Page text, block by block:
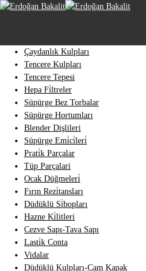
Çaydanlık Kulpları
Tencere Kulpları
Tencere Tepesi
Hepa Fi̇ltreler
Süpürge Bez Torbalar
Süpürge Hortumları
Blender Dişlileri
Süpürge Emi̇ci̇leri̇
Prati̇k Parçalar
Tüp Parçalari
Ocak Düğmeleri̇
Fırın Rezi̇tansları
Düdüklü Si̇bopları
Hazne Ki̇litleri
Cezve Sapı-Tava Sapı
Lasti̇k Conta
Vidalar
Düdüklü Kulpları-Cam Kapak